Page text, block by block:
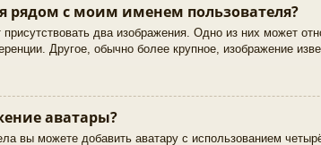
рядом с моим именем пользователя?
два изображения. Одно из них может
Другое, обычно более крупное, изображение
аватары?
вы можете добавить аватару с использованием